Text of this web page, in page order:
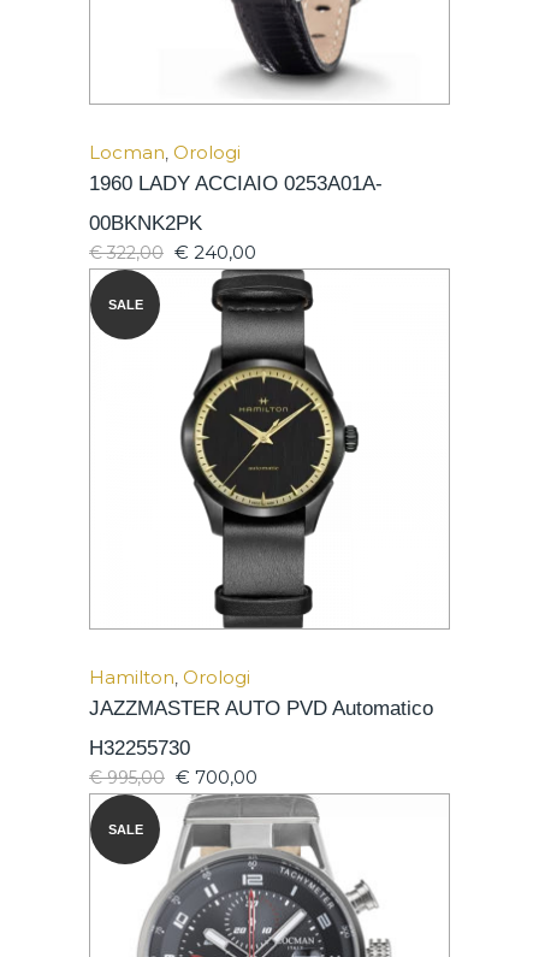
Locman, Orologi
1960 LADY ACCIAIO 0253A01A-
00BKNK2PK
€322,00 € 240,00
SALE
Hamilton, Orologi
JAZZMASTER AUTO PVD Automatico
H32255730
€995,00 € 700,00
SALE